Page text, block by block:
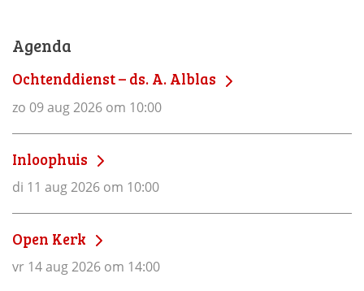
Agenda
Ochtenddienst – ds. A. Alblas
zo 09 aug 2026 om 10:00
Inloophuis
di 11 aug 2026 om 10:00
Open Kerk
vr 14 aug 2026 om 14:00